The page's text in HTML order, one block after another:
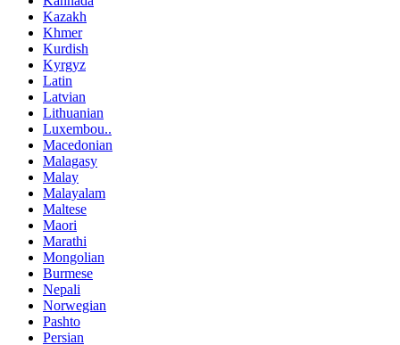
Kazakh
Khmer
Kurdish
Kyrgyz
Latin
Latvian
Lithuanian
Luxembou..
Macedonian
Malagasy
Malay
Malayalam
Maltese
Maori
Marathi
Mongolian
Burmese
Nepali
Norwegian
Pashto
Persian